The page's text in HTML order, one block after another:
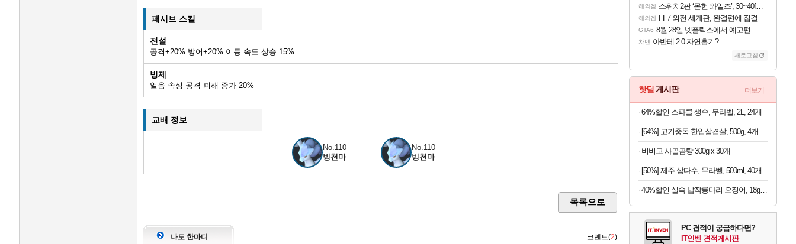
패시브 스킬
전설
공격+20% 방어+20% 이동 속도 상승 15%
빙제
얼음 속성 공격 피해 증가 20%
교배 정보
No.110
빙천마
No.110
빙천마
목록으로
나도 한마디 코멘트(2)
해외겜 스위치2판 ‘몬헌 와일즈’, 30~40fps 목표 추정
해외겜 FF7 외전 세계관, 완결편에 집결
GTA6 8월 28일 넷플릭스에서 예고편 공개 예정
차벤 아반테 2.0 자연흡기?
새로고침
핫딜 게시판 더보기+
64%할인 스파클 생수, 무라벨, 2L, 24개
[64%] 고기중독 한입삼겹살, 500g, 4개
비비고 사골곰탕 300g x 30개
[50%] 제주 삼다수, 무라벨, 500ml, 40개
40%할인 실속 납작롱다리 오징어, 18g, 10개
PC 견적이 궁금하다면?
IT인벤 견적게시판